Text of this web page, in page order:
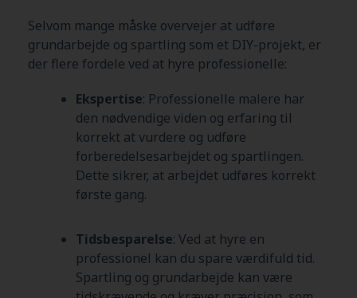
Selvom mange måske overvejer at udføre
grundarbejde og spartling som et DIY-projekt, er
der flere fordele ved at hyre professionelle:
Ekspertise: Professionelle malere har
den nødvendige viden og erfaring til
korrekt at vurdere og udføre
forberedelsesarbejdet og spartlingen.
Dette sikrer, at arbejdet udføres korrekt
første gang.
Tidsbesparelse: Ved at hyre en
professionel kan du spare værdifuld tid.
Spartling og grundarbejde kan være